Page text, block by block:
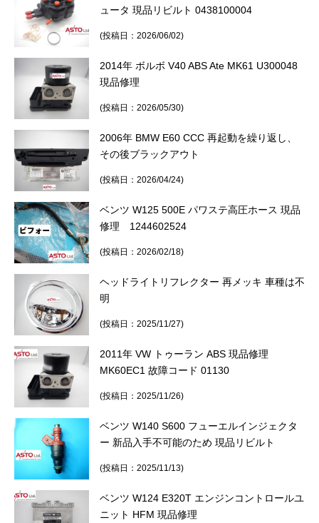
3D プリンターペン（8）
ュータ 現品リビルト 0438100004
(投稿日：2026/06/02)
2014年 ボルボ V40 ABS Ate MK61 U300048
現品修理
(投稿日：2026/05/30)
2006年 BMW E60 CCC 再起動を繰り返し、
その後ブラックアウト
(投稿日：2026/04/24)
ベンツ W125 500E パワステ高圧ホース 現品
修理 1244602524
(投稿日：2026/02/18)
ヘッドライトリフレクター 再メッキ 車種は不
明
(投稿日：2025/11/27)
2011年 VW トゥーラン ABS 現品修理
MK60EC1 故障コード 01130
(投稿日：2025/11/26)
ベンツ W140 S600 フューエルインジェクタ
ー 新品入手不可能のため 現品リビルト
(投稿日：2025/11/13)
ベンツ W124 E320T エンジンコントロールユ
ニット HFM 現品修理